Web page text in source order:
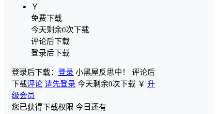
￥
免费下载
今天剩余0次下载
评论后下载
登录后下载
登录后下载： 登录 小黑屋反思中！ 评论后
下载评论 请先登录 今天剩余0次下载 ￥ 升
级会员
您已获得下载权限 今日还有